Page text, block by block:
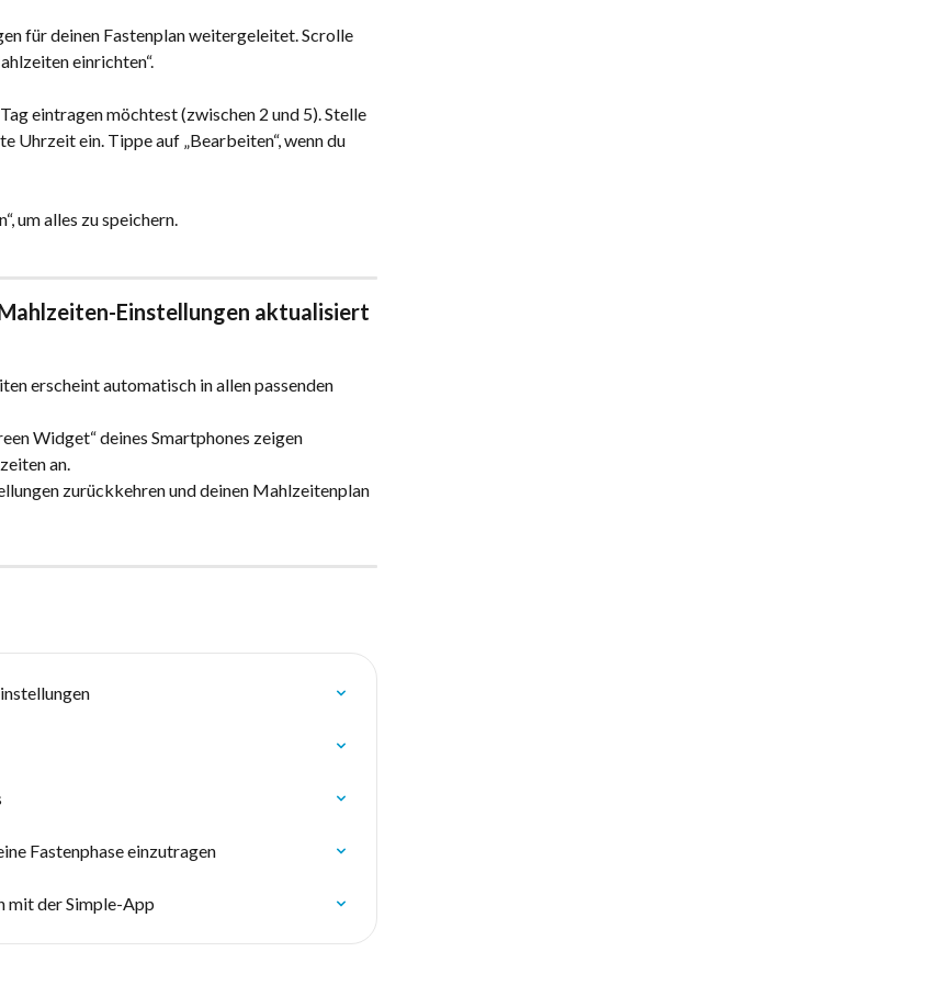
für deinen Fastenplan weitergeleitet. Scrolle
einrichten“.
eintragen möchtest (zwischen 2 und 5). Stelle
Uhrzeit ein. Tippe auf „Bearbeiten“, wenn du
um alles zu speichern.
Einstellungen aktualisiert
erscheint automatisch in allen passenden
Widget“ deines Smartphones zeigen
an.
zurückkehren und deinen Mahlzeitenplan
Fastenphase einzutragen
mit der Simple-App